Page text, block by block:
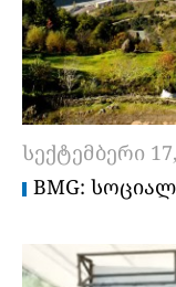
სექტემბერი
BMG: